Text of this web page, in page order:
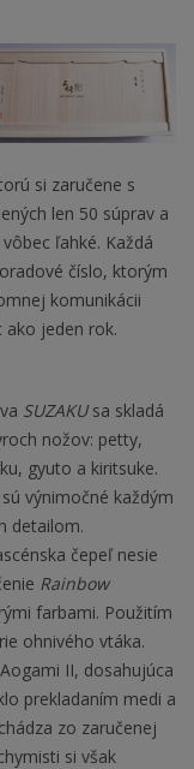
si zaručene s
len 50 súprav a
ľahké. Každá
číslo, ktorým
komunikácii
jeden rok.
SUZAKUsa skladá
nožov: petty,
gyuto a kiritsuke.
výnimočné každým
detailom.
čepeľ nesie
Rainbow
farbami. Použitím
ohnivého vtáka.
II, dosahujúca
prekladaním medi a
zo zaručenej
si však